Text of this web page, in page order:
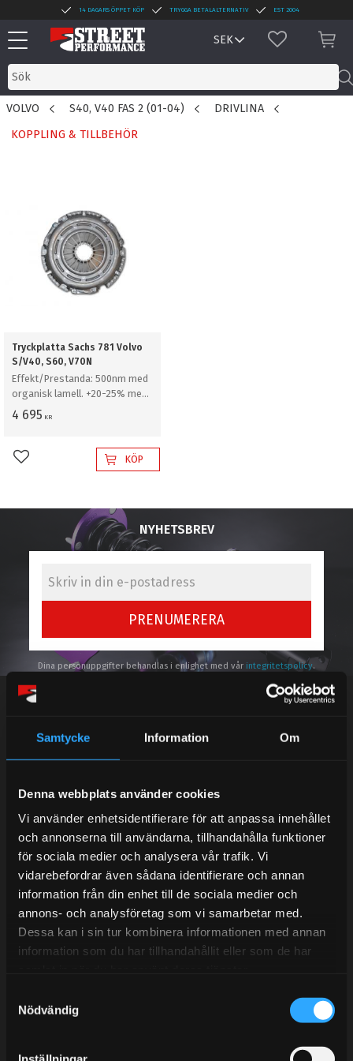
Samtycke Information Om
Denna webbplats använder cookies
Vi använder enhetsidentifierare för att anpassa innehållet
och annonserna till användarna, tillhandahålla funktioner
för sociala medier och analysera vår trafik. Vi
vidarebefordrar även sådana identifierare och annan
information från din enhet till de sociala medier och
annons- och analysföretag som vi samarbetar med.
Dessa kan i sin tur kombinera informationen med annan
information som du har tillhandahållit eller som de har
Nödvändig
Meny
14 DAGARS ÖPPET KÖP TRYGGA BETALALTERNATIV EST 2004
FAVORITER
VOLVO S40, V40 FAS 2 (01-04)
DRIVLINA
KOPPLING & TILLBEHÖR
Tryckplatta Sachs 781 Volvo
S/V40, S60, V70N
Effekt/Prestanda: 500nm med
organisk lamell. +20-25% med
sinterlamell. / Kontrollera
alltid så att delen passar just
4 695 KR
Lägg till i favoriterKÖP
NYHETSBREV
PRENUMERERA
Dina personuppgifter behandlas i enlighet med vår integritetspolicy.
Kundtjänst telefon:
Semestertider.
Under V.27 - V.33 nås vi enbart på mejl. Ordrar skickas
under sommaren men med viss fördröjning. 2/7 -9/7 är
det helt stängt.
Mån-Tors: 10:30-15:00
Lunchstängt 12:00-13:00
Tel:031- 51 66 60